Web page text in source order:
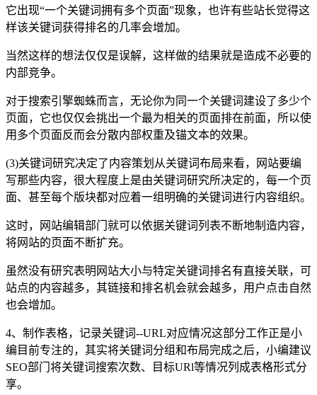
它出现“一个关键词拥有多个页面”现象，也许有些站长觉得这
样该关键词获得排名的几率会增加。
当然这样的想法仅仅是误解，这样做的结果就是造成不必要的
内部竞争。
对于搜索引擎蜘蛛而言，无论你为同一个关键词建设了多少个
页面，它也仅仅会挑出一个最为相关的页面排在前面，所以使
用多个页面反而会分散内部权重及锚文本的效果。
(3)关键词研究决定了内容策划从关键词布局来看，网站要编
写那些内容，很大程度上是由关键词研究所决定的，每一个页
面、甚至每个版块都对应着一组明确的关键词进行内容组织。
这时，网站编辑部门就可以依据关键词列表不断地制造内容，
将网站的页面不断扩充。
虽然没有研究表明网站大小与特定关键词排名有直接关联，可
站点的内容越多，其链接和排名机会就会越多，用户点击自然
也会增加。
4、制作表格，记录关键词--URL对应情况这部分工作正是小
编目前专注的，其实将关键词分组和布局完成之后，小编建议
SEO部门将关键词搜索次数、目标URl等情况列成表格形式分
享。